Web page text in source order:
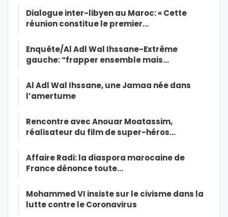
Dialogue inter-libyen au Maroc: « Cette
réunion constitue le premier…
Enquête/Al Adl Wal Ihssane-Extrême
gauche: “frapper ensemble mais…
Al Adl Wal Ihssane, une Jamaa née dans
l’amertume
Rencontre avec Anouar Moatassim,
réalisateur du film de super-héros…
Affaire Radi: la diaspora marocaine de
France dénonce toute…
Mohammed VI insiste sur le civisme dans la
lutte contre le Coronavirus